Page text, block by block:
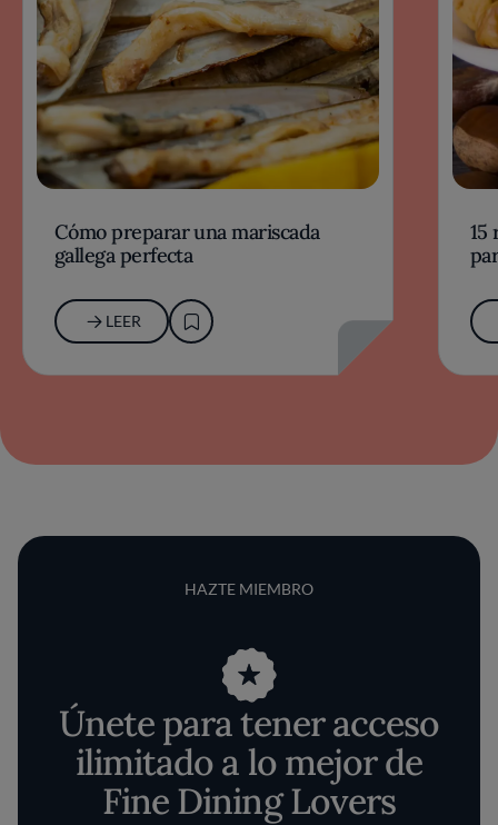
Cómo preparar una mariscada
gallega perfecta
LEER
15
HAZTE MIEMBRO
Únete para tener acceso
ilimitado a lo mejor de
Fine Dining Lovers